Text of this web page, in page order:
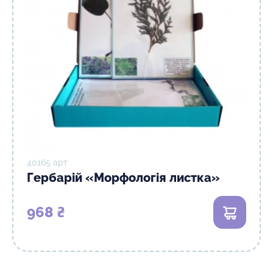
40165 арт
Гербарій «Морфологія листка»
968 ₴